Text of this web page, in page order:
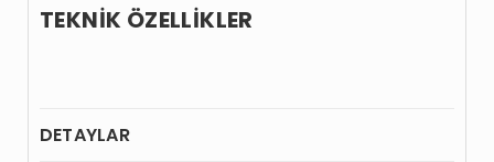
TEKNİK ÖZELLİKLER
DETAYLAR